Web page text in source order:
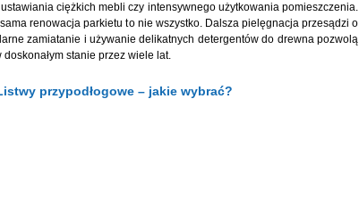
ciężkich mebli czy intensywnego użytkowania pomieszczenia.
renowacja parkietu to nie wszystko. Dalsza pielęgnacja przesądzi o
zamiatanie i używanie delikatnych detergentów do drewna pozwolą
doskonałym stanie przez wiele lat.
przypodłogowe – jakie wybrać?